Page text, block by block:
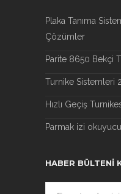
Plaka Tanıma
Çözümler
Parite 8650 Bekçi
Turnike Sistemleri
Hızlı Geçiş
Parmak izi
HABER BÜLTENI